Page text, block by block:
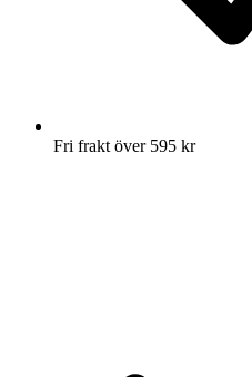
Fri frakt över 595 kr